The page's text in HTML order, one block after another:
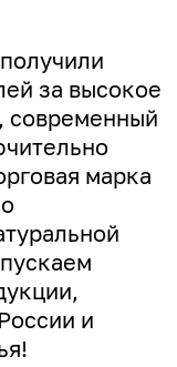
за высокое
современный
марка
и